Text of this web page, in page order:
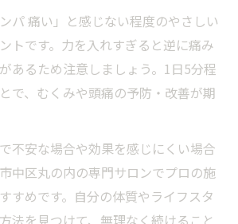
パ 痛い」と感じない程度のやさしい
トです。力を入れすぎると逆に痛み
あるため注意しましょう。1日5分程
で、むくみや頭痛の予防・改善が期
不安な場合や効果を感じにくい場合
中区丸の内の専門サロンでプロの施
すめです。自分の体質やライフスタ
法を見つけて、無理なく続けること